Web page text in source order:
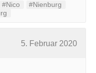
#Nico
#Nienburg
5. Februar 2020